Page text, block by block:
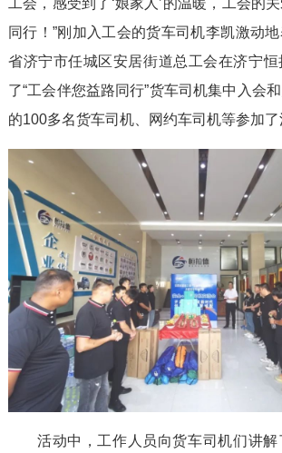
工会，感受到了‘娘家人’的温暖，工会的
同行！”刚加入工会的货车司机李凯激动
省济宁市任城区安居街道总工会在济宁
了“工会伴您益路同行”货车司机集中入会
的100多名货车司机、网约车司机等参加了
活动中，工作人员向货车司机们讲